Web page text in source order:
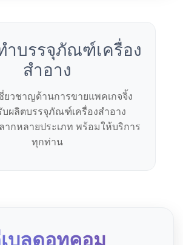
ำบรรจุภัณฑ์เครื่อง
สำอาง
ยวชาญด้านการขายแพคเกจจิ้ง
บผลิตบรรจุภัณฑ์เครื่องสำอาง
ากหลายประเภท พร้อมให้บริการ
ทุกท่าน
บลดอทคอม